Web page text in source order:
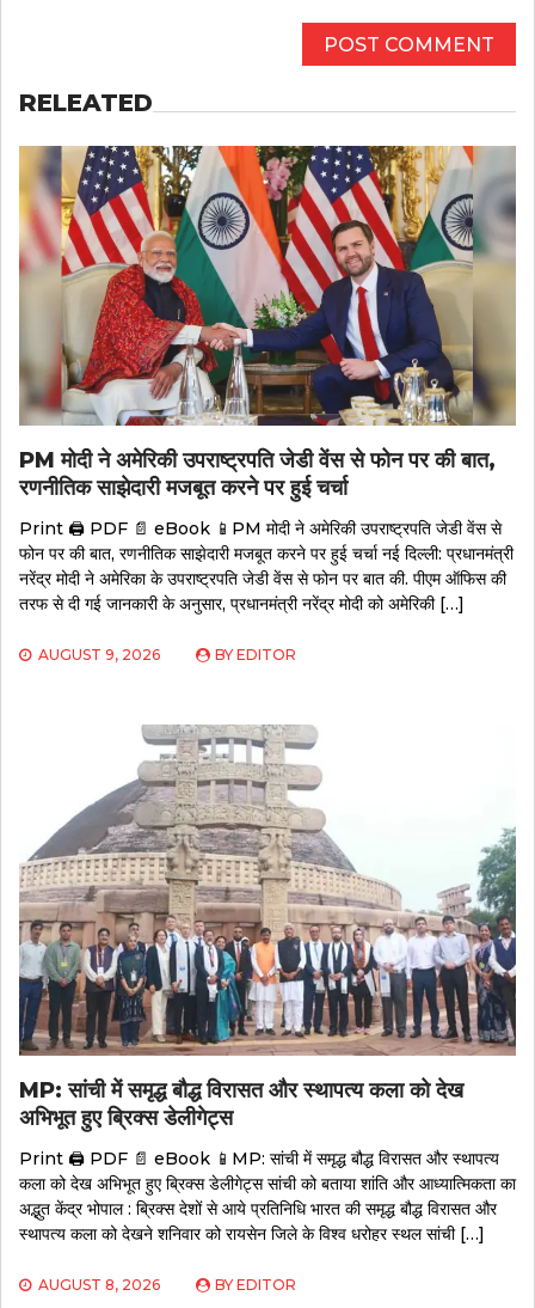
RELEATED
PM मोदी ने अमेरिकी उपराष्ट्रपति जेडी वेंस से फोन पर की बात,
रणनीतिक साझेदारी मजबूत करने पर हुई चर्चा
Print 🖨 PDF 📄 eBook 📱PM मोदी ने अमेरिकी उपराष्ट्रपति जेडी वेंस से
फोन पर की बात, रणनीतिक साझेदारी मजबूत करने पर हुई चर्चा नई दिल्ली: प्रधानमंत्री
नरेंद्र मोदी ने अमेरिका के उपराष्ट्रपति जेडी वेंस से फोन पर बात की. पीएम ऑफिस की
तरफ से दी गई जानकारी के अनुसार, प्रधानमंत्री नरेंद्र मोदी को अमेरिकी […]
AUGUST 9, 2026 BY EDITOR
MP: सांची में समृद्ध बौद्ध विरासत और स्थापत्य कला को देख
अभिभूत हुए ब्रिक्स डेलीगेट्स
Print 🖨 PDF 📄 eBook 📱MP: सांची में समृद्ध बौद्ध विरासत और स्थापत्य
कला को देख अभिभूत हुए ब्रिक्स डेलीगेट्स सांची को बताया शांति और आध्यात्मिकता का
अद्भुत केंद्र भोपाल : ब्रिक्स देशों से आये प्रतिनिधि भारत की समृद्ध बौद्ध विरासत और
स्थापत्य कला को देखने शनिवार को रायसेन जिले के विश्व धरोहर स्थल सांची […]
AUGUST 8, 2026 BY EDITOR